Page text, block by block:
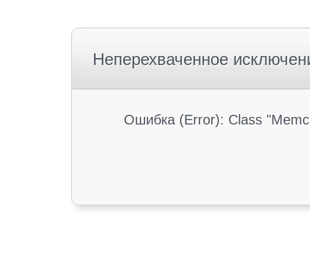
Неперехваченное
Ошибка (Error): Class